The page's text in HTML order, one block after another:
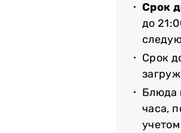
Срок
до
Срок
Блюда
часа,